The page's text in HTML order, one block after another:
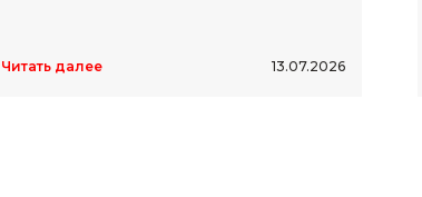
Читать далее 13.07.2026